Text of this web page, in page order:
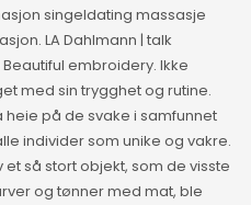
singeldating massasje
LA Dahlmann | talk
embroidery. Ikke
med sin trygghet og rutine.
heie på de svake i samfunnet
individer som unike og vakre.
så stort objekt, som de visste
og tønner med mat, ble